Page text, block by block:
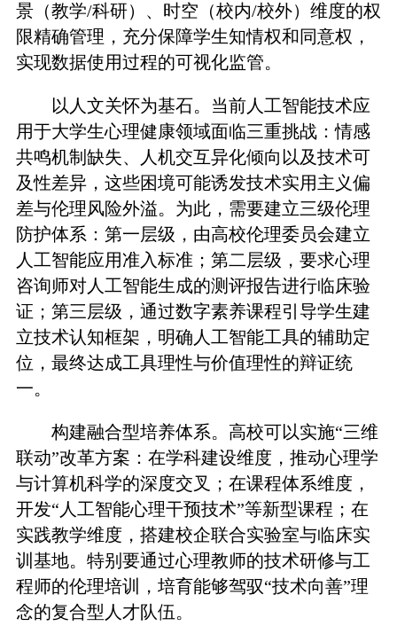
景（教学/科研）、时空（校内/校外）维度的权
限精确管理，充分保障学生知情权和同意权，
实现数据使用过程的可视化监管。
以人文关怀为基石。当前人工智能技术应
用于大学生心理健康领域面临三重挑战：情感
共鸣机制缺失、人机交互异化倾向以及技术可
及性差异，这些困境可能诱发技术实用主义偏
差与伦理风险外溢。为此，需要建立三级伦理
防护体系：第一层级，由高校伦理委员会建立
人工智能应用准入标准；第二层级，要求心理
咨询师对人工智能生成的测评报告进行临床验
证；第三层级，通过数字素养课程引导学生建
立技术认知框架，明确人工智能工具的辅助定
位，最终达成工具理性与价值理性的辩证统
一。
构建融合型培养体系。高校可以实施“三维
联动”改革方案：在学科建设维度，推动心理学
与计算机科学的深度交叉；在课程体系维度，
开发“人工智能心理干预技术”等新型课程；在
实践教学维度，搭建校企联合实验室与临床实
训基地。特别要通过心理教师的技术研修与工
程师的伦理培训，培育能够驾驭“技术向善”理
念的复合型人才队伍。